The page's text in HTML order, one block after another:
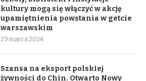
kultury mogą się włączyć w akcję
upamiętnienia powstania w getcie
warszawskim
29 marca 2024
Szansa na eksport polskiej
żywności do Chin. Otwarto Nowy